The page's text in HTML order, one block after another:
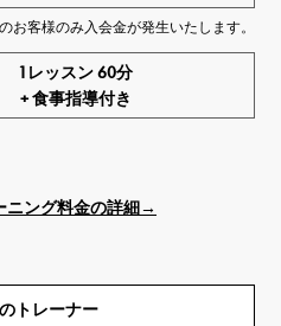
お客様のみ入会金が発生いたします。
1レッスン 60分
+ 食事指導付き
ニング料金の詳細→
トレーナー